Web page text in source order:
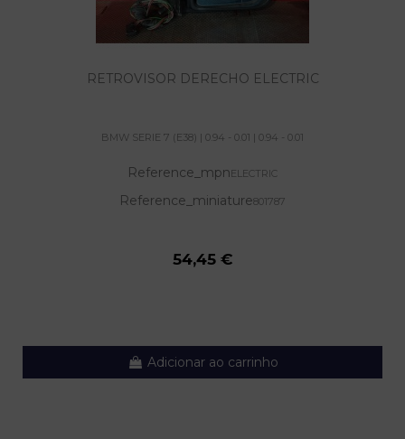
RETROVISOR DERECHO ELECTRIC
BMW SERIE 7 (E38) | 0.94 - 0.01 | 0.94 - 0.01
Reference_mpnELECTRIC
Reference_miniature801787
54,45 €
Adicionar ao carrinho